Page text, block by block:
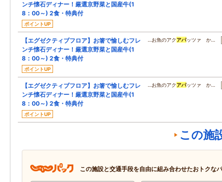
ンチ懐石ディナー！厳選京野菜と国産牛(1
8：00～) 2食・特典付
ポイントUP
【エグゼクティブフロア】お箸で愉しむフレ
ンチ懐石ディナー！厳選京野菜と国産牛(1
8：00～) 2食・特典付
ポイントUP
…お魚のアクアパッツァ か…
【エグゼクティブフロア】お箸で愉しむフレ
ンチ懐石ディナー！厳選京野菜と国産牛(1
8：00～) 2食・特典付
ポイントUP
…お魚のアクアパッツァ か…
この施
この施設と交通手段を自由に組み合わせたおトクな